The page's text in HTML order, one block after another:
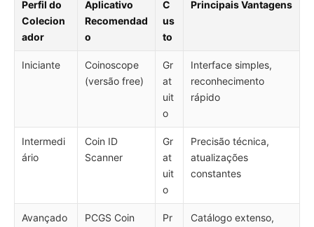
Perfil do
Colecion
ador
Aplicativo
Recomendad
o
C
us
to
Principais Vantagens
Iniciante
Coinoscope
(versão free)
Gr
at
uit
o
Interface simples,
reconhecimento
rápido
Intermedi
ário
Coin ID
Scanner
Gr
at
uit
o
Precisão técnica,
atualizações
constantes
Avançado
PCGS Coin
Pr
Catálogo extenso,